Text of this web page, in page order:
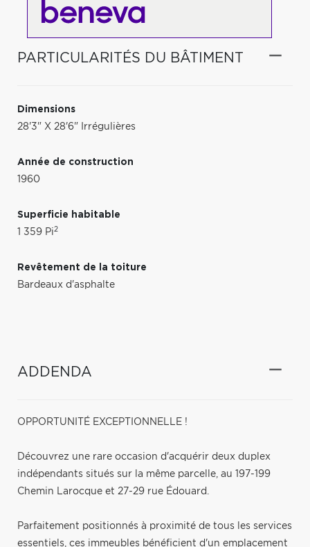
PARTICULARITÉS DU BÂTIMENT
Dimensions
28'3" X 28'6" Irrégulières
Année de construction
1960
Superficie habitable
1 359 Pi2
Revêtement de la toiture
Bardeaux d'asphalte
ADDENDA
OPPORTUNITÉ EXCEPTIONNELLE !
Découvrez une rare occasion d'acquérir deux duplex
indépendants situés sur la même parcelle, au 197-199
Chemin Larocque et 27-29 rue Édouard.
Parfaitement positionnés à proximité de tous les services
essentiels, ces immeubles bénéficient d'un emplacement